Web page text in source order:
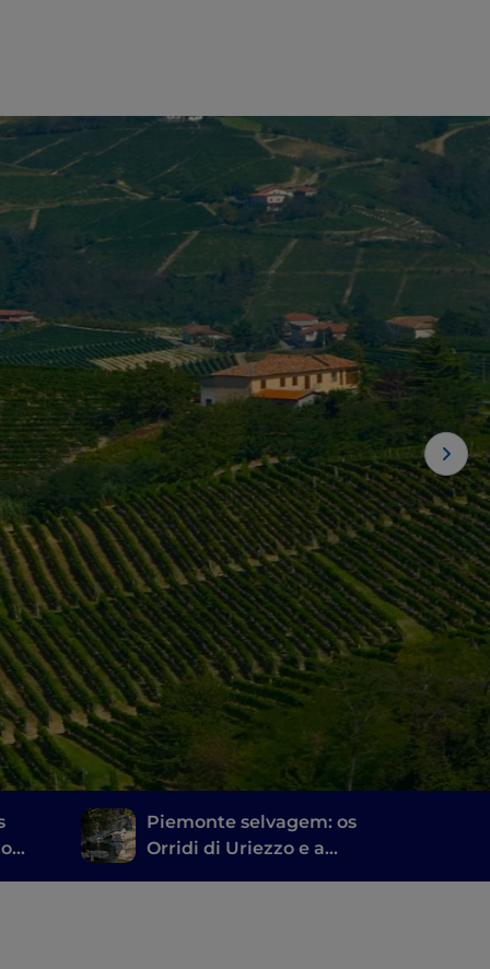
Piemonte selvagem: os
Orridi di Uriezzo e a